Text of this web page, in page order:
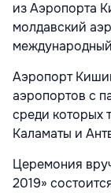
из Аэропорта
молдавский
Аэропорт
аэропортов с
среди которых
Каламаты и
Церемония
2019»